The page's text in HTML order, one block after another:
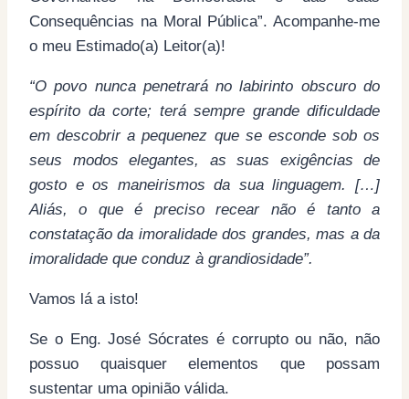
Consequências na Moral Pública”. Acompanhe-me
o meu Estimado(a) Leitor(a)!
“O povo nunca penetrará no labirinto obscuro do
espírito da corte; terá sempre grande dificuldade
em descobrir a pequenez que se esconde sob os
seus modos elegantes, as suas exigências de
gosto e os maneirismos da sua linguagem. […]
Aliás, o que é preciso recear não é tanto a
constatação da imoralidade dos grandes, mas a da
imoralidade que conduz à grandiosidade”.
Vamos lá a isto!
Se o Eng. José Sócrates é corrupto ou não, não
possuo quaisquer elementos que possam
sustentar uma opinião válida.